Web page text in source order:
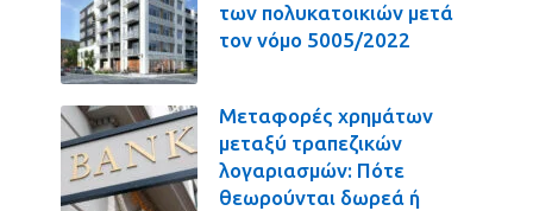
των πολυκατοικιών μετά
τον νόμο 5005/2022
Μεταφορές χρημάτων
μεταξύ τραπεζικών
λογαριασμών: Πότε
θεωρούνται δωρεά ή